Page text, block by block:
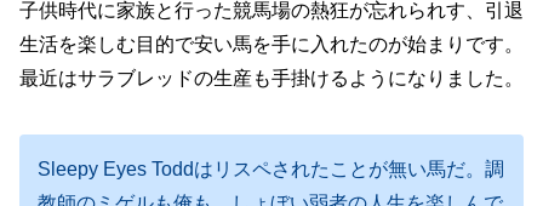
子供時代に家族と行った競馬場の熱狂が忘れられす、引退
生活を楽しむ目的で安い馬を手に入れたのが始まりです。
最近はサラブレッドの生産も手掛けるようになりました。
Sleepy Eyes Toddはリスペされたことが無い馬だ。調